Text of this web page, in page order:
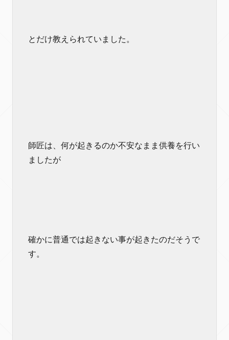
とだけ教えられていました。
師匠は、何が起きるのか不安なまま供養を行い
ましたが
確かに普通では起きない事が起きたのだそうで
す。